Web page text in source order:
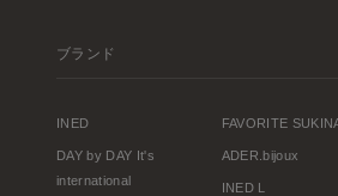
ブランド
INED
DAY by DAY It's
international
FAVORITE
ADER.bijoux
INED L